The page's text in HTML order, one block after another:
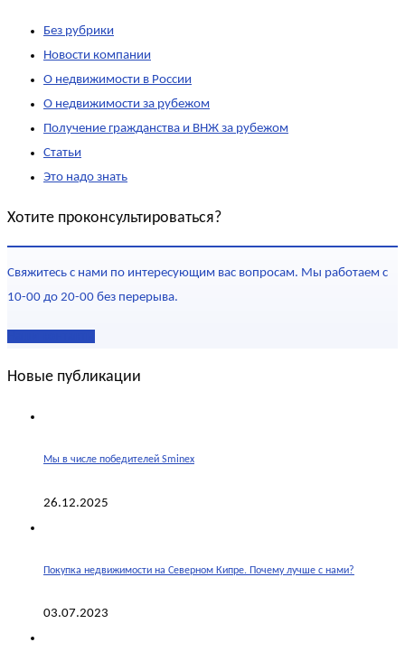
Без рубрики
Новости компании
О недвижимости в России
О недвижимости за рубежом
Получение гражданства и ВНЖ за рубежом
Статьи
Это надо знать
Хотите проконсультироваться?
Свяжитесь с нами по интересующим вас вопросам. Мы работаем с
10-00 до 20-00 без перерыва.
Новые публикации
Мы в числе победителей Sminex
26.12.2025
Покупка недвижимости на Северном Кипре. Почему лучше с нами?
03.07.2023